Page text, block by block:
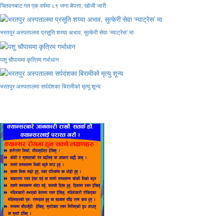
चितवनबाट गत एक वर्षमा ८९ जना बेपत्ता, खोजी जारी
भरतपुर अस्पतालमा प्रसूति शय्या अभाव, सुत्केरी सेवा ‘म्याट्रेस’ मा
पशु चौपायमा कृत्रिम गर्भाधान
भरतपुर अस्पतालमा सर्पदंशका बिरामीको मृत्यु शून्य